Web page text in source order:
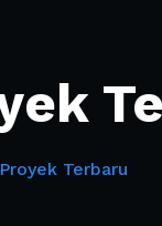
Terbaru